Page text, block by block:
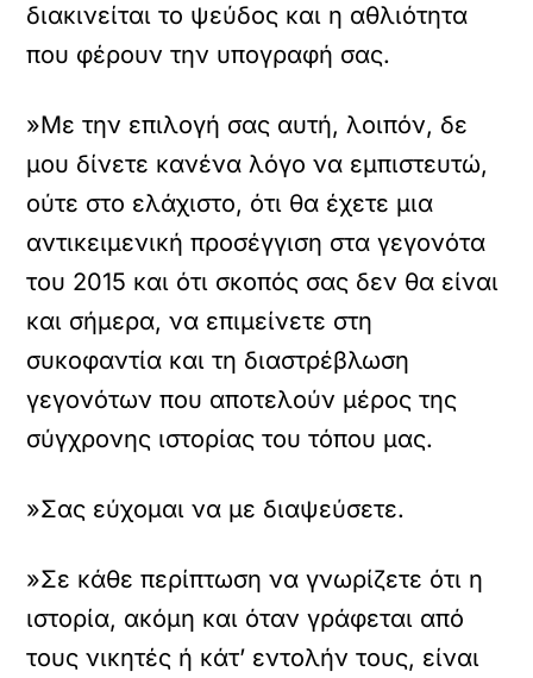
διακινείται το ψεύδος και η αθλιότητα
που φέρουν την υπογραφή σας.
»Με την επιλογή σας αυτή, λοιπόν, δε
μου δίνετε κανένα λόγο να εμπιστευτώ,
ούτε στο ελάχιστο, ότι θα έχετε μια
αντικειμενική προσέγγιση στα γεγονότα
του 2015 και ότι σκοπός σας δεν θα είναι
και σήμερα, να επιμείνετε στη
συκοφαντία και τη διαστρέβλωση
γεγονότων που αποτελούν μέρος της
σύγχρονης ιστορίας του τόπου μας.
»Σας εύχομαι να με διαψεύσετε.
»Σε κάθε περίπτωση να γνωρίζετε ότι η
ιστορία, ακόμη και όταν γράφεται από
τους νικητές ή κάτ’ εντολήν τους, είναι